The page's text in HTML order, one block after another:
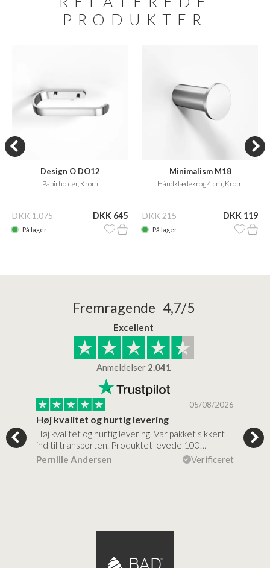
PRODUKTER
Design O DO12
Papirholder, Krom
DKK 1.075 DKK 645
På lager
Minimalism M18
Håndklædekrog 4 cm, Krom
DKK 215 DKK 119
På lager
Fremragende 4,7/5
Excellent
Anmeldelser 2.041
05/08/2026
Høj kvalitet og hurtig levering
Høj kvalitet og hurtig levering. Var pakket sikkert
ind til transporten. Produktet levede 100…
Pernille Andersen
Verificeret